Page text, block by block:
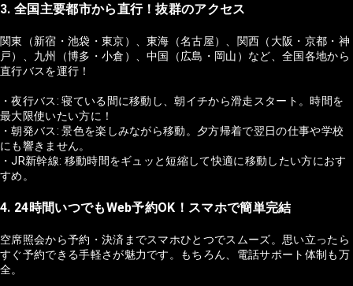
3. 全国主要都市から直行！抜群のアクセス
関東（新宿・池袋・東京）、東海（名古屋）、関西（大阪・京都・神
戸）、九州（博多・小倉）、中国（広島・岡山）など、全国各地から
直行バスを運行！
・夜行バス: 寝ている間に移動し、朝イチから滑走スタート。時間を
最大限使いたい方に！
・朝発バス: 景色を楽しみながら移動。夕方帰着で翌日の仕事や学校
にも響きません。
・JR新幹線: 移動時間をギュッと短縮して快適に移動したい方におす
すめ。
4. 24時間いつでもWeb予約OK！スマホで簡単完結
空席照会から予約・決済までスマホひとつでスムーズ。思い立ったら
すぐ予約できる手軽さが魅力です。もちろん、電話サポート体制も万
全。